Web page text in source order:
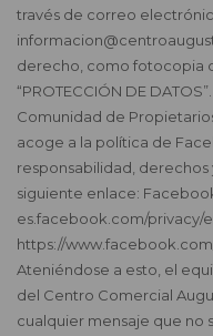
través de correo
derecho, como fotocopia
“PROTECCIÓN DE DATOS”.
Comunidad de
acoge a la política de
responsabilidad,
siguiente enlace:
es.facebook.com/privacy/
https://
Ateniéndose a esto, el
del Centro Comercial
cualquier mensaje que no